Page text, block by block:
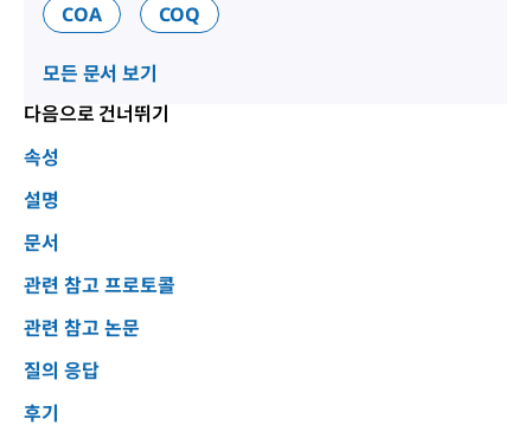
COA
COQ
모든 문서 보기
다음으로 건너뛰기
속성
설명
문서
관련 참고 프로토콜
관련 참고 논문
질의 응답
후기